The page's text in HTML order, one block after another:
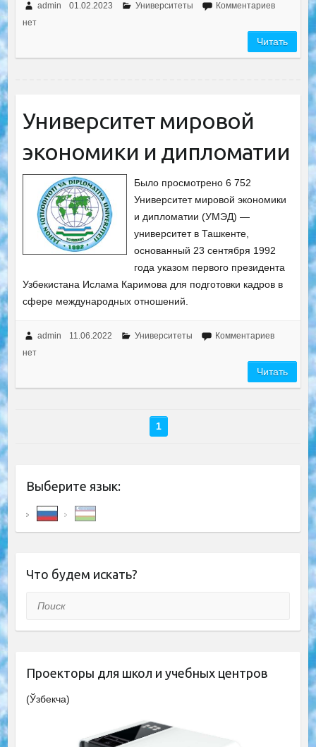
admin 01.02.2023 Университеты
Комментариев
нет
Читать
Университет мировой
экономики и дипломатии
Было просмотрено 6 752
Университет мировой экономики
и дипломатии (УМЭД) —
университет в Ташкенте,
основанный 23 сентября 1992
года указом первого президента
Узбекистана Ислама Каримова для подготовки кадров в
сфере международных отношений.
admin 11.06.2022 Университеты
Комментариев
нет
Читать
1
Выберите язык:
Что будем искать?
Поиск
Проекторы для школ и учебных центров
(Ўзбекча)